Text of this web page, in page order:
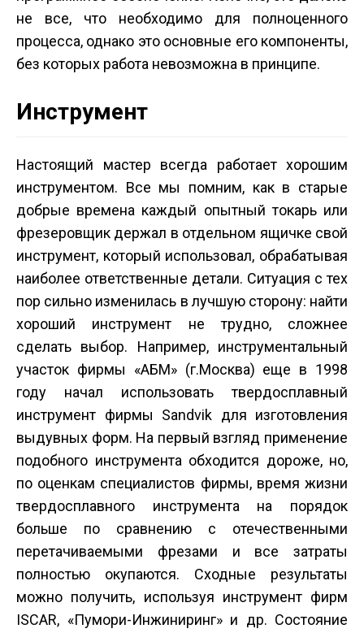
не все, что необходимо для полноценного
процесса, однако это основные его компоненты,
без которых работа невозможна в принципе.
Инструмент
Настоящий мастер всегда работает хорошим
инструментом. Все мы помним, как в старые
добрые времена каждый опытный токарь или
фрезеровщик держал в отдельном ящичке свой
инструмент, который использовал, обрабатывая
наиболее ответственные детали. Ситуация с тех
пор сильно изменилась в лучшую сторону: найти
хороший инструмент не трудно, сложнее
сделать выбор. Например, инструментальный
участок фирмы «АБМ» (г.Москва) еще в 1998
году начал использовать твердосплавный
инструмент фирмы Sandvik для изготовления
выдувных форм. На первый взгляд применение
подобного инструмента обходится дороже, но,
по оценкам специалистов фирмы, время жизни
твердосплавного инструмента на порядок
больше по сравнению с отечественными
перетачиваемыми фрезами и все затраты
полностью окупаются. Сходные результаты
можно получить, используя инструмент фирм
ISCAR, «Пумори-Инжиниринг» и др. Состояние